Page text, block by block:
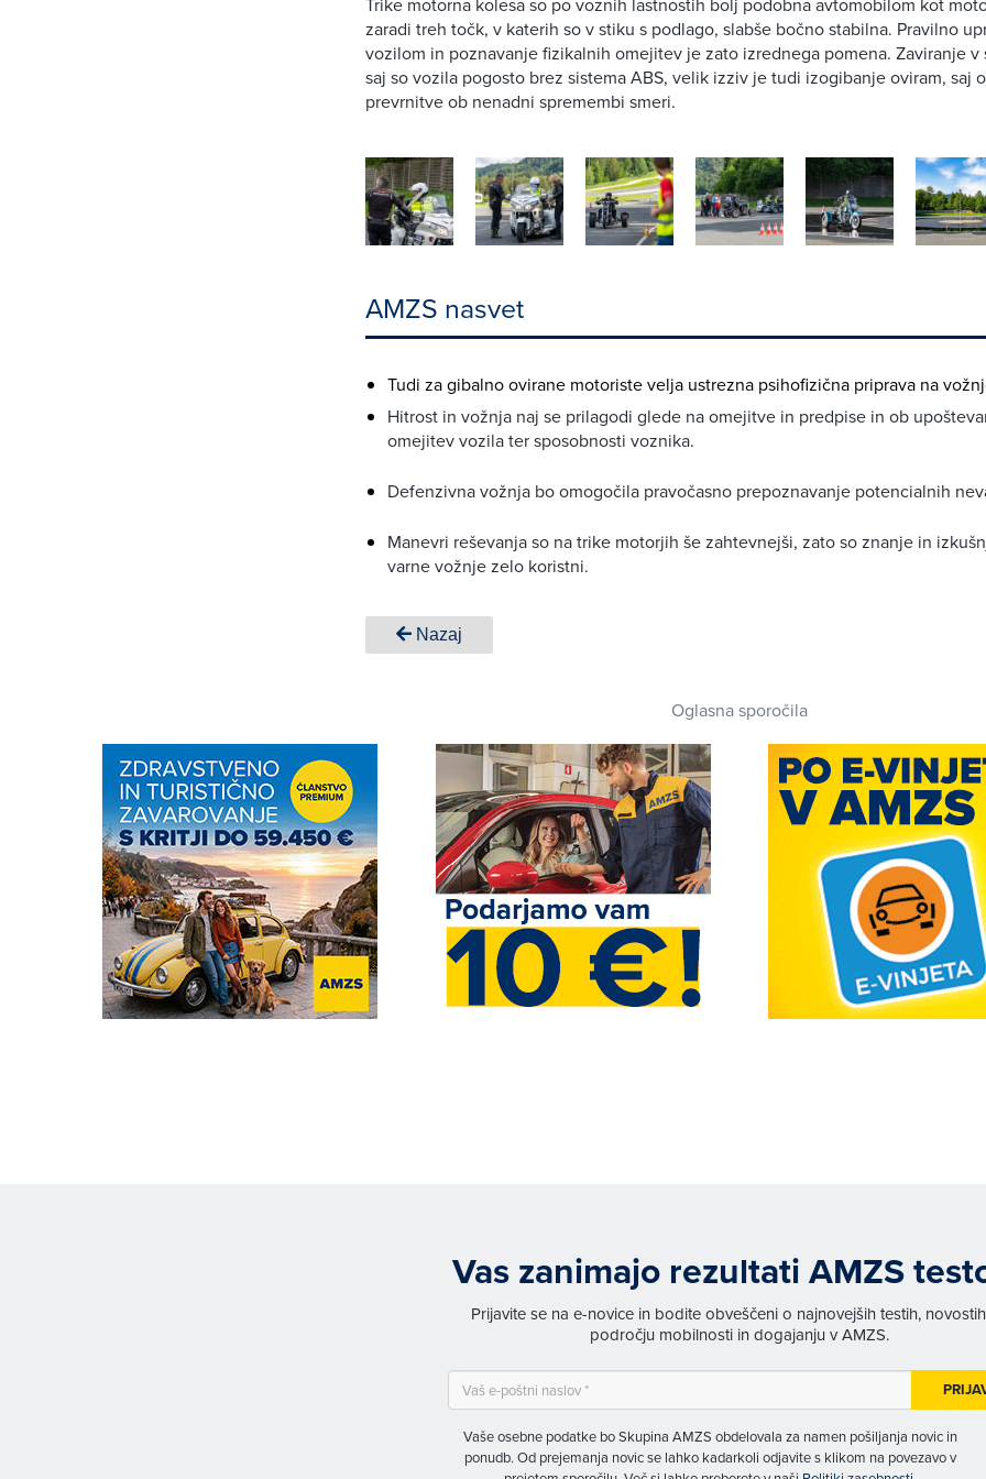
zaradi treh točk, v katerih so v stiku s podlago, slabše bočno stabilna. Pravilno
vozilom in poznavanje fizikalnih omejitev je zato izrednega pomena. Zaviranje
saj so vozila pogosto brez sistema ABS, velik izziv je tudi izogibanje oviram, saj
prevrnitve ob nenadni spremembi smeri.
AMZS nasvet
Tudi za gibalno ovirane motoriste velja ustrezna psihofizična priprava na
Hitrost in vožnja naj se prilagodi glede na omejitve in predpise in ob
omejitev vozila ter sposobnosti voznika.
Defenzivna vožnja bo omogočila pravočasno prepoznavanje potencialnih
Manevri reševanja so na trike motorjih še zahtevnejši, zato so znanje in
varne vožnje zelo koristni.
Nazaj
Oglasna sporočila
Vas zanimajo rezultati AMZS
Prijavite se na e-novice in bodite obveščeni o najnovejših testih,
področju mobilnosti in dogajanju v AMZS.
Vaše osebne podatke bo Skupina AMZS obdelovala za namen pošiljanja novic in
ponudb. Od prejemanja novic se lahko kadarkoli odjavite s klikom na povezavo v